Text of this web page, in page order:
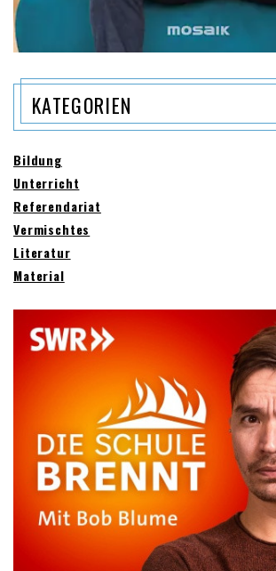
KATEGORIEN
Bildung
Unterricht
Referendariat
Vermischtes
Literatur
Material